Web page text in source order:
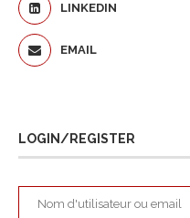
LINKEDIN
EMAIL
LOGIN/REGISTER